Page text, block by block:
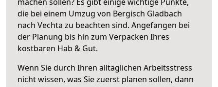
die bei einem Umzug von Bergisch Gladbach
nach Vechta zu beachten sind. Angefangen bei
der Planung bis hin zum Verpacken Ihres
kostbaren Hab & Gut.
Wenn Sie durch Ihren alltäglichen Arbeitsstress
nicht wissen, was Sie zuerst planen sollen, dann